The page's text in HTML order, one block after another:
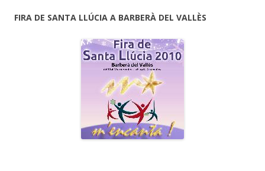
FIRA DE SANTA LLÚCIA A BARBERÀ DEL VALLÈS